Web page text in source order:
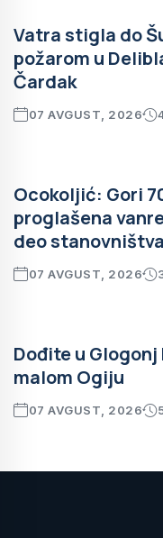
Vatra stigla do
požarom u
Čardak
07 AVGUST, 2026
Ocokoljić: Gori
proglašena
deo stanovništva
07 AVGUST, 2026
Dođite u
malom Ogiju
07 AVGUST, 2026